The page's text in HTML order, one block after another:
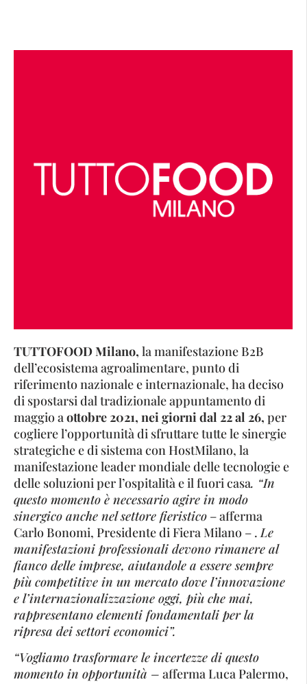
TUTTOFOOD Milano, la manifestazione B2B
dell’ecosistema agroalimentare, punto di
riferimento nazionale e internazionale, ha deciso
di spostarsi dal tradizionale appuntamento di
maggio a ottobre 2021, nei giorni dal 22 al 26, per
cogliere l’opportunità di sfruttare tutte le sinergie
strategiche e di sistema con HostMilano, la
manifestazione leader mondiale delle tecnologie e
delle soluzioni per l’ospitalità e il fuori casa. “In
questo momento è necessario agire in modo
sinergico anche nel settore fieristico – afferma
Carlo Bonomi, Presidente di Fiera Milano – . Le
manifestazioni professionali devono rimanere al
fianco delle imprese, aiutandole a essere sempre
più competitive in un mercato dove l’innovazione
e l’internazionalizzazione oggi, più che mai,
rappresentano elementi fondamentali per la
ripresa dei settori economici”.
“Vogliamo trasformare le incertezze di questo
momento in opportunità – afferma Luca Palermo,